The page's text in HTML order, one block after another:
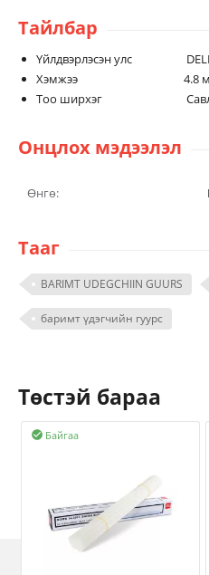
Тайлбар
Үйлдвэрлэсэн улс DELI
Хэмжээ 4.8 мм х
Тоо ширхэг
Онцлох мэдээлэл
Өнгө:
Тааг
BARIMT UDEGCHIIN GUURS
баримт үдэгчийн гуурс
Төстэй бараа
Байгаа
